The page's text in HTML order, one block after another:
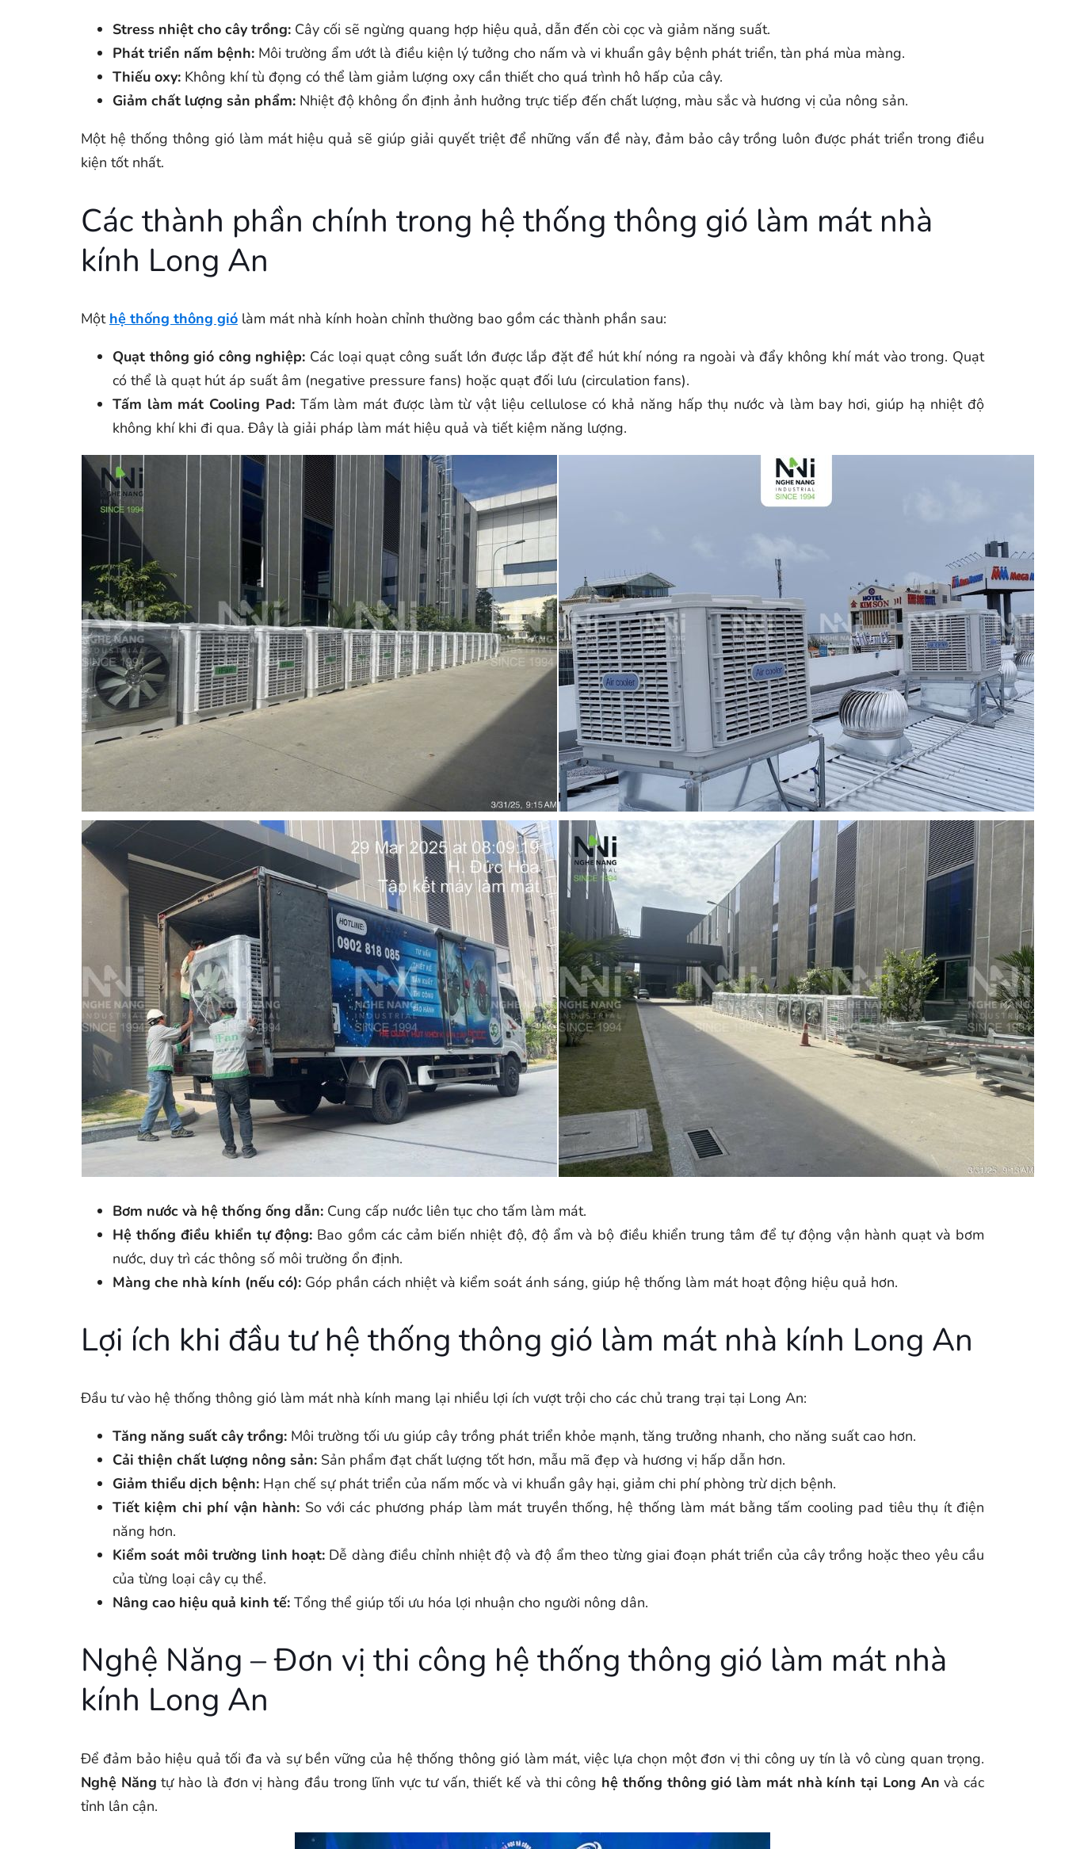
Stress nhiệt cho cây trồng: Cây cối sẽ ngừng quang hợp hiệu quả, dẫn đến còi cọc và giảm năng suất.
Phát triển nấm bệnh: Môi trường ẩm ướt là điều kiện lý tưởng cho nấm và vi khuẩn gây bệnh phát triển, tàn phá mùa màng.
Thiếu oxy: Không khí tù đọng có thể làm giảm lượng oxy cần thiết cho quá trình hô hấp của cây.
Giảm chất lượng sản phẩm: Nhiệt độ không ổn định ảnh hưởng trực tiếp đến chất lượng, màu sắc và hương vị của nông sản.
Một hệ thống thông gió làm mát hiệu quả sẽ giúp giải quyết triệt để những vấn đề này, đảm bảo cây trồng luôn được phát triển trong điều
kiện tốt nhất.
Các thành phần chính trong hệ thống thông gió làm mát nhà
kính Long An
Một hệ thống thông gió làm mát nhà kính hoàn chỉnh thường bao gồm các thành phần sau:
Quạt thông gió công nghiệp: Các loại quạt công suất lớn được lắp đặt để hút khí nóng ra ngoài và đẩy không khí mát vào trong. Quạt
có thể là quạt hút áp suất âm (negative pressure fans) hoặc quạt đối lưu (circulation fans).
Tấm làm mát Cooling Pad:Tấm làm mát được làm từ vật liệu cellulose có khả năng hấp thụ nước và làm bay hơi, giúp hạ nhiệt độ
không khí khi đi qua. Đây là giải pháp làm mát hiệu quả và tiết kiệm năng lượng.
Bơm nước và hệ thống ống dẫn: Cung cấp nước liên tục cho tấm làm mát.
Hệ thống điều khiển tự động: Bao gồm các cảm biến nhiệt độ, độ ẩm và bộ điều khiển trung tâm để tự động vận hành quạt và bơm
nước, duy trì các thông số môi trường ổn định.
Màng che nhà kính (nếu có): Góp phần cách nhiệt và kiểm soát ánh sáng, giúp hệ thống làm mát hoạt động hiệu quả hơn.
Lợi ích khi đầu tư hệ thống thông gió làm mát nhà kính Long An
Đầu tư vào hệ thống thông gió làm mát nhà kính mang lại nhiều lợi ích vượt trội cho các chủ trang trại tại Long An:
Tăng năng suất cây trồng: Môi trường tối ưu giúp cây trồng phát triển khỏe mạnh, tăng trưởng nhanh, cho năng suất cao hơn.
Cải thiện chất lượng nông sản: Sản phẩm đạt chất lượng tốt hơn, mẫu mã đẹp và hương vị hấp dẫn hơn.
Giảm thiểu dịch bệnh: Hạn chế sự phát triển của nấm mốc và vi khuẩn gây hại, giảm chi phí phòng trừ dịch bệnh.
Tiết kiệm chi phí vận hành: So với các phương pháp làm mát truyền thống, hệ thống làm mát bằng tấm cooling pad tiêu thụ ít điện
năng hơn.
Kiểm soát môi trường linh hoạt: Dễ dàng điều chỉnh nhiệt độ và độ ẩm theo từng giai đoạn phát triển của cây trồng hoặc theo yêu cầu
của từng loại cây cụ thể.
Nâng cao hiệu quả kinh tế: Tổng thể giúp tối ưu hóa lợi nhuận cho người nông dân.
Nghệ Năng – Đơn vị thi công hệ thống thông gió làm mát nhà
kính Long An
Để đảm bảo hiệu quả tối đa và sự bền vững của hệ thống thông gió làm mát, việc lựa chọn một đơn vị thi công uy tín là vô cùng quan trọng.
Nghệ Năng tự hào là đơn vị hàng đầu trong lĩnh vực tư vấn, thiết kế và thi công hệ thống thông gió làm mát nhà kính tại Long An và các
tỉnh lân cận.